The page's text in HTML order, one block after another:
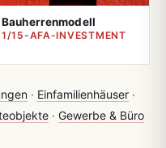
Bauherrenmodell
1/15-AFA-INVESTMENT
· Einfamilienhäuser ·
· Gewerbe & Büro